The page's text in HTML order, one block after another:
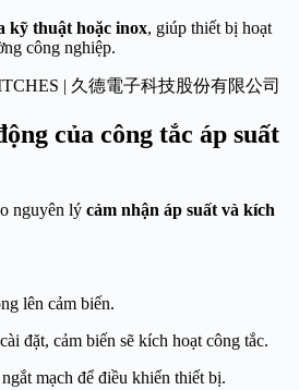
kỹ thuật hoặc inox, giúp thiết bị hoạt
công nghiệp.
của công tắc áp suất
nguyên lý cảm nhận áp suất và kích
lên cảm biến.
đặt, cảm biến sẽ kích hoạt công tắc.
mạch để điều khiển thiết bị.